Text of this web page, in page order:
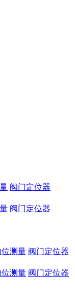
阀门定位器
阀门定位器
位测量 阀门定位器
位测量 阀门定位器